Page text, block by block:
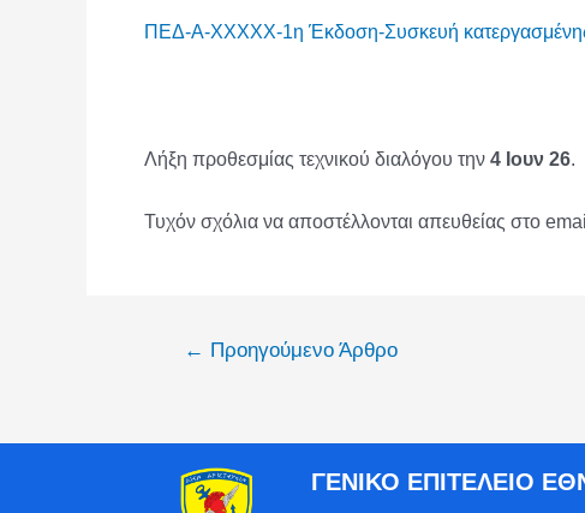
ΠΕΔ-Α-XXXXX-1η Έκδοση-Συσκευή
Λήξη προθεσμίας τεχνικού διαλόγου την 4 Ιουν 26.
Τυχόν σχόλια να αποστέλλονται απευθείας στο
← Προηγούμενο Άρθρο
ΓΕΝΙΚΟ ΕΠΙΤΕΛΕΙΟ